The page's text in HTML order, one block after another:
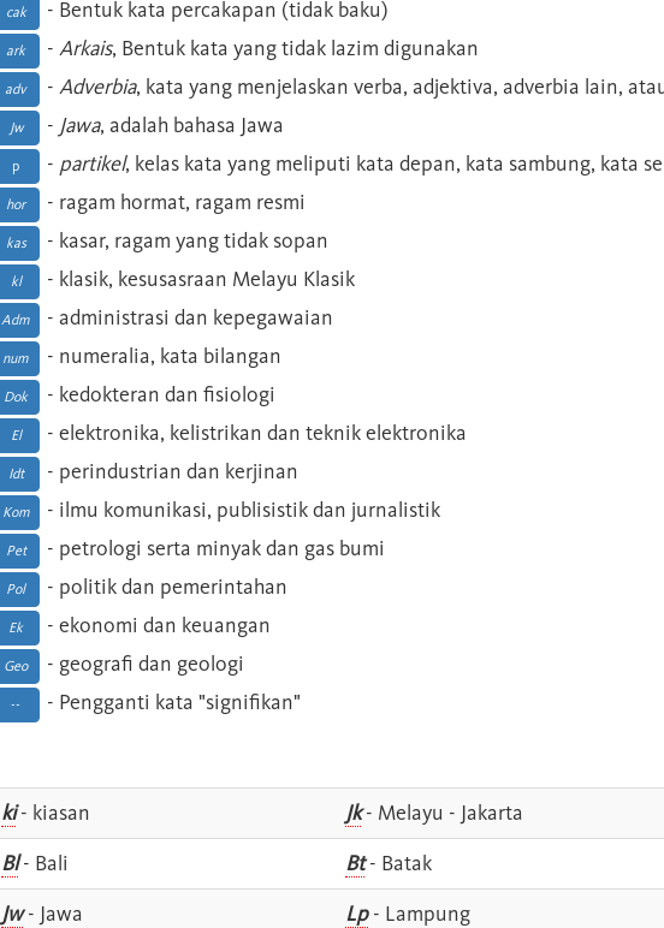
cak - Bentuk kata percakapan (tidak baku)
ark - Arkais, Bentuk kata yang tidak lazim digunakan
adv - Adverbia, kata yang menjelaskan verba, adjektiva, adverbia lain,
Jw - Jawa, adalah bahasa Jawa
p - partikel, kelas kata yang meliputi kata depan, kata sambung, kata
hor - ragam hormat, ragam resmi
kas - kasar, ragam yang tidak sopan
kl - klasik, kesusasraan Melayu Klasik
Adm - administrasi dan kepegawaian
num - numeralia, kata bilangan
Dok - kedokteran dan fisiologi
El - elektronika, kelistrikan dan teknik elektronika
Idt - perindustrian dan kerjinan
Kom - ilmu komunikasi, publisistik dan jurnalistik
Pet - petrologi serta minyak dan gas bumi
Pol - politik dan pemerintahan
Ek - ekonomi dan keuangan
Geo - geografi dan geologi
-- - Pengganti kata "signifikan"
ki- kiasan Jk- Melayu - Jakarta
Bl- Bali Bt- Batak
Jw- Jawa Lp- Lampung